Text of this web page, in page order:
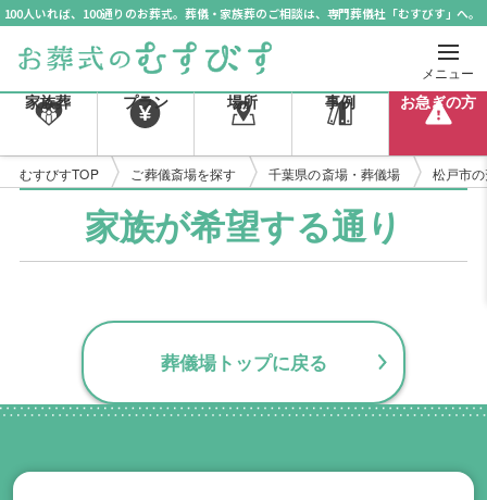
100人いれば、100通りのお葬式。葬儀・家族葬のご相談は、専門葬儀社「むすびす」へ。
メニュー
家族葬 プラン 場所 事例 お急ぎの方
むすびすTOP ご葬儀斎場を探す 千葉県の斎場・葬儀場 松戸市
家族が希望する通り
葬儀場トップに戻る